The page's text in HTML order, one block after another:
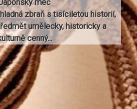
meč
zbraň s tisíciletou historií,
umělecky, historicky a
cenný...